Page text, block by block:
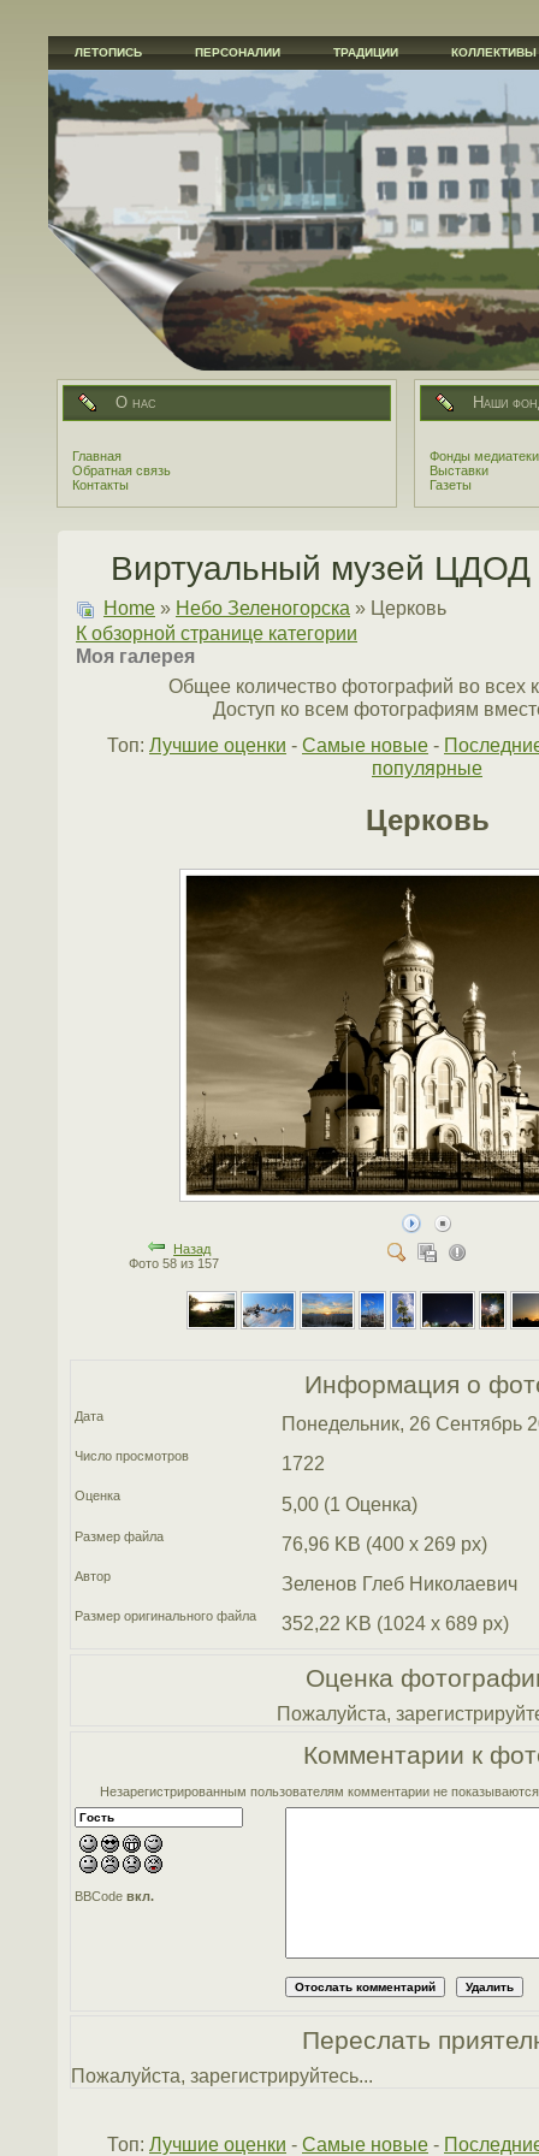
ЛЕТОПИСЬ ПЕРСОНАЛИИ ТРАДИЦИИ КОЛЛЕКТИВЫ
О нас
Главная
Обратная связь
Контакты
Наши
Фонды медиатеки
Выставки
Газеты
Виртуальный музей ЦДОД
Home » Небо Зеленогорска » Церковь
К обзорной странице категории
Моя галерея
Общее количество фотографий во всех
Доступ ко всем фотографиям
Топ: Лучшие оценки - Самые новые -
популярные
Церковь
Назад
Фото 58 из 157
Информация о
Дата Понедельник, 26 Сентябрь
Число просмотров 1722
Оценка 5,00 (1 Оценка)
Размер файла 76,96 KB (400 x 269 px)
Автор Зеленов Глеб Николаевич
Размер оригинального файла 352,22 KB (1024 x 689 px)
Оценка
Пожалуйста,
Комментарии к
Незарегистрированным пользователям комментарии не
BBCodeвкл.
Переслать
Пожалуйста, зарегистрируйтесь...